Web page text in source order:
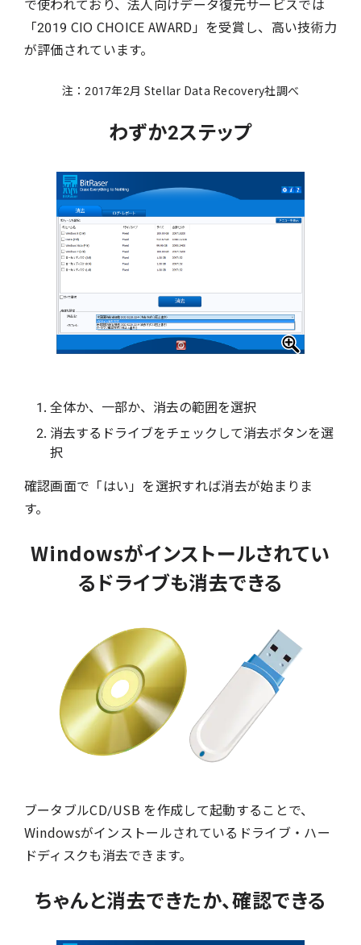
で使われており、法人向けデータ復元サービスでは
「2019 CIO CHOICE AWARD」を受賞し、高い技術力
が評価されています。
注：2017年2月 Stellar Data Recovery社調べ
わずか2ステップ
全体か、一部か、消去の範囲を選択
消去するドライブをチェックして消去ボタンを選
択
確認画面で「はい」を選択すれば消去が始まりま
す。
Windowsがインストールされてい
るドライブも消去できる
ブータブルCD/USB を作成して起動することで、
Windowsがインストールされているドライブ・ハー
ドディスクも消去できます。
ちゃんと消去できたか、確認できる